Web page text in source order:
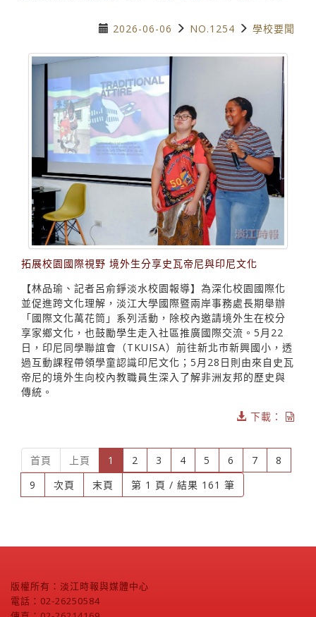
2026-06-06 NO.1254 學校要聞
拓展校園國際視野 境外生分享史瓦帝尼與印尼文化
【林品瑜、記者呂俞錚淡水校園報導】為深化校園國際化
並促進跨文化理解，淡江大學國際暨兩岸事務處長期舉辦
「國際文化萬花筒」系列活動，除校內邀請境外生在校分
享家鄉文化，也鼓勵學生走入社區推廣國際交流。5月22
日，印尼同學聯誼會（TKUISA）前往新北市新興國小，透
過互動課程帶領學童認識印尼文化；5月28日則由來自史瓦
帝尼的境外生向校內教職員生深入了解非洲友邦的歷史與
傳統。
下載：
首頁 上頁 1 (current)
2 3 4 5 6 7
8
9
次頁 末頁 第 1 頁 / 結果 161 筆
版權所有：淡江時報與媒體中心
電話：02-26250584